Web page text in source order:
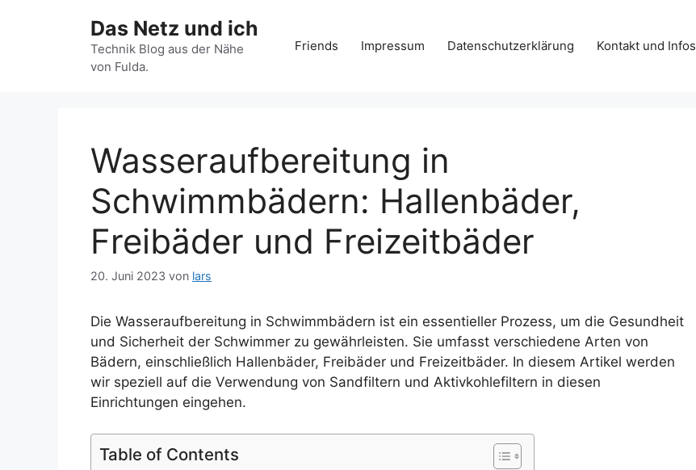
Das Netz und ich
Technik Blog aus der Nähe
von Fulda.
Friends Impressum Datenschutzerklärung Kontakt und Infos
Wasseraufbereitung in
Schwimmbädern: Hallenbäder,
Freibäder und Freizeitbäder
20. Juni 2023 von lars
Die Wasseraufbereitung in Schwimmbädern ist ein essentieller Prozess, um die Gesundheit
und Sicherheit der Schwimmer zu gewährleisten. Sie umfasst verschiedene Arten von
Bädern, einschließlich Hallenbäder, Freibäder und Freizeitbäder. In diesem Artikel werden
wir speziell auf die Verwendung von Sandfiltern und Aktivkohlefiltern in diesen
Einrichtungen eingehen.
Table of Contents